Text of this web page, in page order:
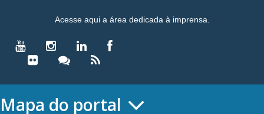
Acesse aqui a área dedicada à imprensa.
Mapa do portal